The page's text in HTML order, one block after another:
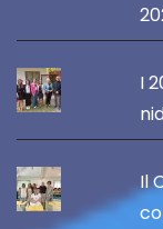
I
Il